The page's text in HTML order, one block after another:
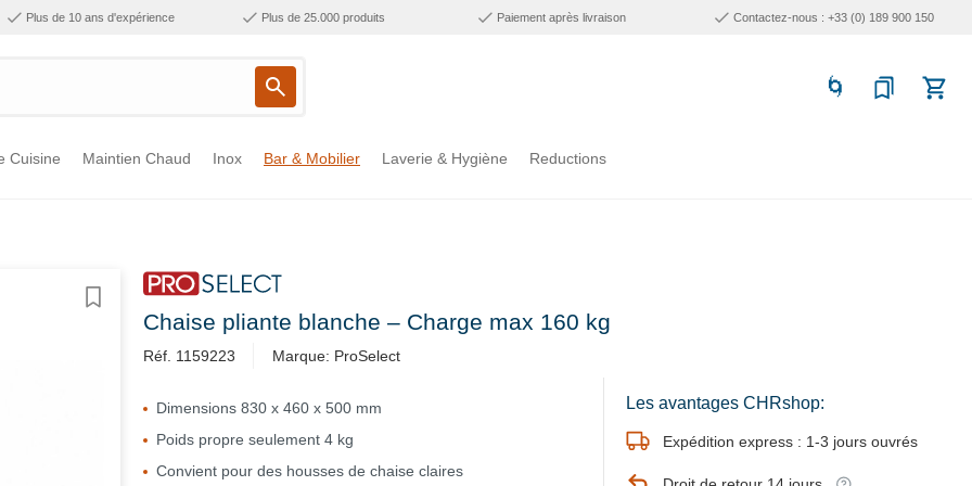
Plus de 10 ans d'expérience Plus de 25.000 produits Paiement après livraison Contactez-nous : +33 (0) 189 900 150
Cuisine Maintien Chaud Inox Bar & Mobilier Laverie & Hygiène Reductions
Chaise pliante blanche – Charge max 160 kg
Réf. 1159223 Marque: ProSelect
Dimensions 830 x 460 x 500 mm
Poids propre seulement 4 kg
Convient pour des housses de chaise claires
Les avantages CHRshop:
Expédition express : 1-3 jours ouvrés